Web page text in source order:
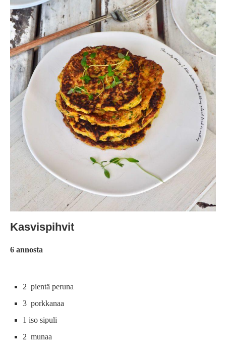
Kasvispihvit
6 annosta
2 pientä peruna
3 porkkanaa
1 iso sipuli
2 munaa